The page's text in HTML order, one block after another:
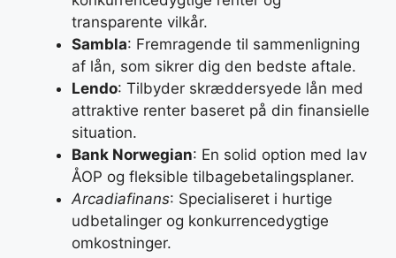
transparente vilkår.
Sambla: Fremragende til sammenligning
af lån, som sikrer dig den bedste aftale.
Lendo: Tilbyder skræddersyede lån med
attraktive renter baseret på din finansielle
situation.
Bank Norwegian: En solid option med lav
ÅOP og fleksible tilbagebetalingsplaner.
Arcadiafinans: Specialiseret i hurtige
udbetalinger og konkurrencedygtige
omkostninger.